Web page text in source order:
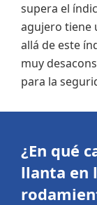
supera el
agujero tiene
allá de este
muy
para la
¿En qué
llanta en